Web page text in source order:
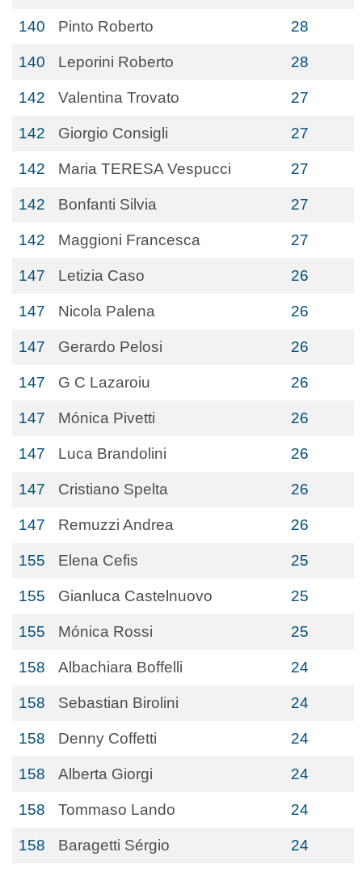
140 Pinto Roberto 28
140 Leporini Roberto 28
142 Valentina Trovato 27
142 Giorgio Consigli 27
142 Maria TERESA Vespucci 27
142 Bonfanti Silvia 27
142 Maggioni Francesca 27
147 Letizia Caso 26
147 Nicola Palena 26
147 Gerardo Pelosi 26
147 G C Lazaroiu 26
147 Mónica Pivetti 26
147 Luca Brandolini 26
147 Cristiano Spelta 26
147 Remuzzi Andrea 26
155 Elena Cefis 25
155 Gianluca Castelnuovo 25
155 Mónica Rossi 25
158 Albachiara Boffelli 24
158 Sebastian Birolini 24
158 Denny Coffetti 24
158 Alberta Giorgi 24
158 Tommaso Lando 24
158 Baragetti Sérgio 24